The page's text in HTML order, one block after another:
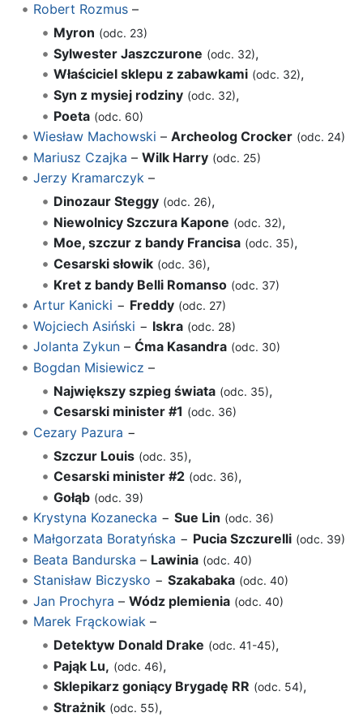
Robert Rozmus–
Myron (odc. 23)
Sylwester Jaszczurone (odc. 32),
Właściciel sklepu z zabawkami (odc. 32),
Syn z mysiej rodziny (odc. 32),
Poeta (odc. 60)
Wiesław Machowski – Archeolog Crocker (odc. 24)
Mariusz Czajka – Wilk Harry (odc. 25)
Jerzy Kramarczyk–
Dinozaur Steggy (odc. 26),
Niewolnicy Szczura Kapone (odc. 32),
Moe, szczur z bandy Francisa (odc. 35),
Cesarski słowik (odc. 36),
Kret z bandy Belli Romanso (odc. 37)
Artur Kanicki − Freddy (odc. 27)
Wojciech Asiński − Iskra (odc. 28)
Jolanta Zykun– Ćma Kasandra (odc. 30)
Bogdan Misiewicz –
Największy szpieg świata (odc. 35),
Cesarski minister #1 (odc. 36)
Cezary Pazura −
Szczur Louis (odc. 35),
Cesarski minister #2 (odc. 36),
Gołąb (odc. 39)
Krystyna Kozanecka − Sue Lin (odc. 36)
Małgorzata Boratyńska − Pucia Szczurelli (odc. 39)
Beata Bandurska – Lawinia (odc. 40)
Stanisław Biczysko − Szakabaka (odc. 40)
Jan Prochyra – Wódz plemienia (odc. 40)
Marek Frąckowiak–
Detektyw Donald Drake (odc. 41-45),
Pająk Lu, (odc. 46),
Sklepikarz goniący Brygadę RR (odc. 54),
Strażnik (odc. 55),